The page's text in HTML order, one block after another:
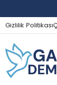
Gizlilik Politikası